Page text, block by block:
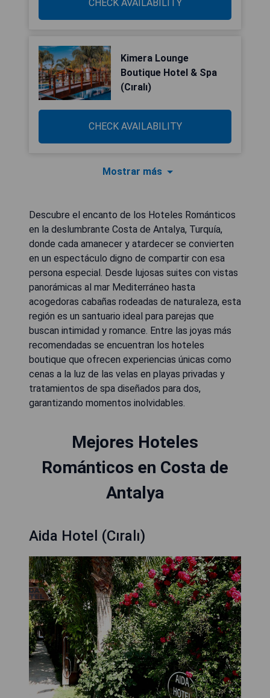
CHECK AVAILABILITY
Kimera Lounge
Boutique Hotel & Spa
(Cıralı)
CHECK AVAILABILITY
Mostrar más
Descubre el encanto de los Hoteles Románticos
en la deslumbrante Costa de Antalya, Turquía,
donde cada amanecer y atardecer se convierten
en un espectáculo digno de compartir con esa
persona especial. Desde lujosas suites con vistas
panorámicas al mar Mediterráneo hasta
acogedoras cabañas rodeadas de naturaleza, esta
región es un santuario ideal para parejas que
buscan intimidad y romance. Entre las joyas más
recomendadas se encuentran los hoteles
boutique que ofrecen experiencias únicas como
cenas a la luz de las velas en playas privadas y
tratamientos de spa diseñados para dos,
garantizando momentos inolvidables.
Mejores Hoteles
Románticos en Costa de
Antalya
Aida Hotel (Cıralı)